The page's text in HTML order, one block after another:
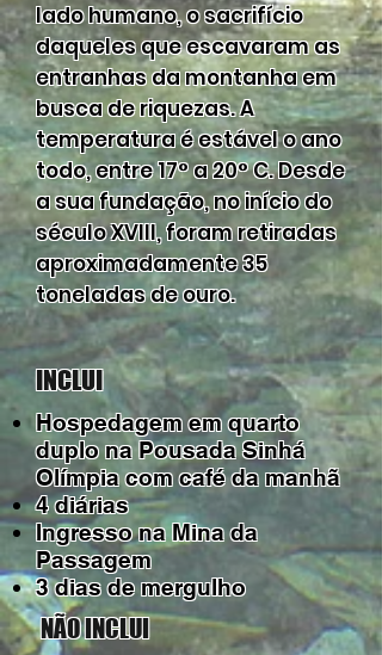
lado humano, o sacrifício
daqueles que escavaram as
entranhas da montanha em
busca de riquezas. A
temperatura é estável o ano
todo, entre 17° a 20° C. Desde
a sua fundação, no início do
século XVIII, foram retiradas
aproximadamente 35
toneladas de ouro.
INCLUI
Hospedagem em quarto
duplo na Pousada Sinhá
Olímpia com café da manhã
4 diárias
Ingresso na Mina da
Passagem
3 dias de mergulho
NÃO INCLUI